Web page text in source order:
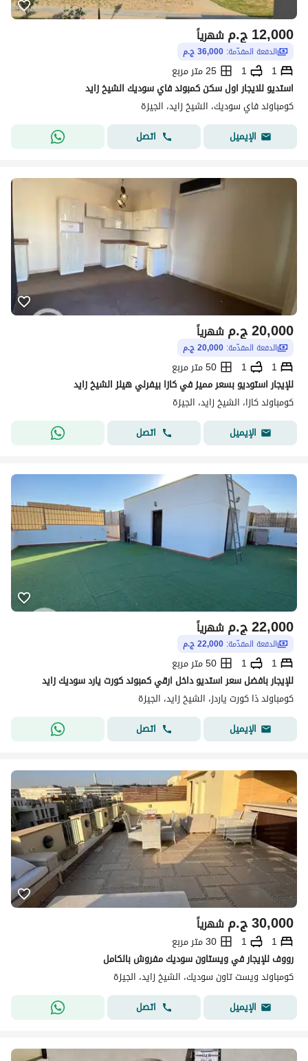
ج.م12,000 شهرياً
الدفعة المقدّمة: 36,000 ج.م
1
1
25 متر مربع
استديو للايجار اول سكن كمبوند فاي سوديك الشيخ زايد
كومباوند فاي سوديك، الشيخ زايد، الجيزة
الإيميل
اتصل
ج.م20,000 شهرياً
الدفعة المقدّمة: 20,000 ج.م
1
1
50 متر مربع
للإيجار استوديو بسعر مميز في كازا بيفرلي هيلز الشيخ زايد
كومباوند كازا، الشيخ زايد، الجيزة
الإيميل
اتصل
ج.م22,000 شهرياً
الدفعة المقدّمة: 22,000 ج.م
1
1
50 متر مربع
للإيجار بافضل سعر استديو داخل ارقي كمبوند كورت يارد سوديك زايد
كومباوند ذا كورت ياردز، الشيخ زايد، الجيزة
الإيميل
اتصل
ج.م30,000 شهرياً
1
1
30 متر مربع
رووف للإيجار في ويستاون سوديك مفروش بالكامل
كومباوند ويست تاون سوديك، الشيخ زايد، الجيزة
الإيميل
اتصل